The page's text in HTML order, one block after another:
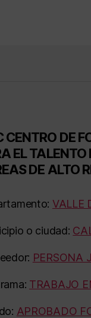
CENTRO DE
EL
DE ALTO
VALLE
o ciudad:
PERSONA
TRABAJO
APROBADO